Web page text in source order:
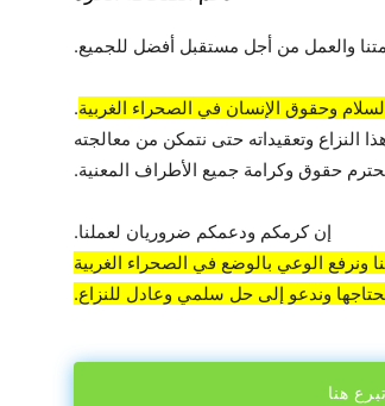
والعمل من أجل مستقبل أفضل للجميع.
وحقوق الإنسان في الصحراء الغربية.
النزاع وتعقيداته حتى نتمكن من معالجته
حقوق وكرامة جميع الأطراف المعنية.
إن كرمكم ودعمكم ضروريان لعملنا.
ونرفع الوعي بالوضع في الصحراء الغربية
وندعو إلى حل سلمي وعادل للنزاع.
تبرع هنا